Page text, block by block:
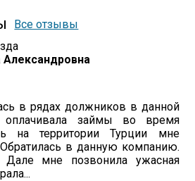
Все отзывы
в рядах должников в данной
оплачивала займы во время
на территории Турции мне
в данную компанию.
Дале мне позвонила ужасная